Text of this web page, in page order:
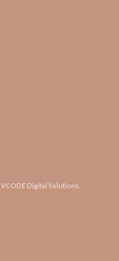
VCODE Digital Solutions